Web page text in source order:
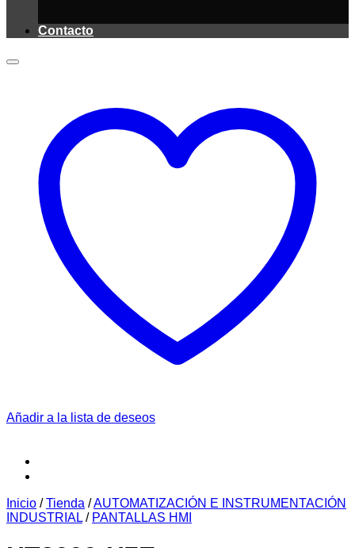
Contacto
Añadir a la lista de deseos
Inicio / Tienda /AUTOMATIZACIÓN E INSTRUMENTACIÓN
INDUSTRIAL / PANTALLAS HMI